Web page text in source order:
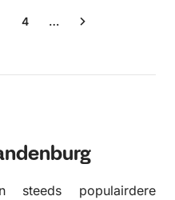
4 …
steeds populairdere